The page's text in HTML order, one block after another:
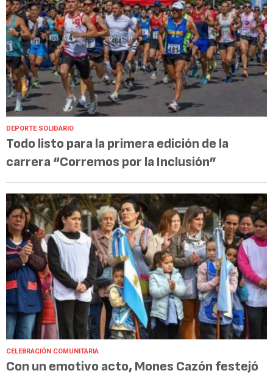
DEPORTE SOLIDARIO
Todo listo para la primera edición de la
carrera “Corremos por la Inclusión”
CELEBRACIÓN COMUNITARIA
Con un emotivo acto, Mones Cazón festejó